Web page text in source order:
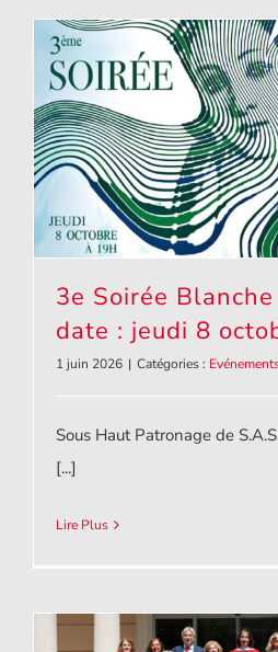
3e Soirée
date : jeudi 8
1 juin 2026 | Catégories :
Sous Haut Patronage de
[...]
Lire Plus